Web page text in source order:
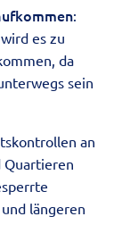
:
es zu
da
sein
an
Quartieren
längeren